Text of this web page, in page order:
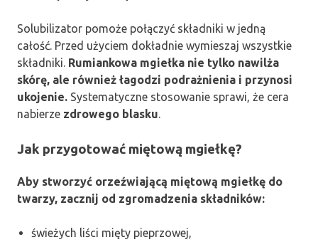
Solubilizator pomoże połączyć składniki w jedną
całość. Przed użyciem dokładnie wymieszaj wszystkie
składniki. Rumiankowa mgiełka nie tylko nawilża
skórę, ale również łagodzi podrażnienia i przynosi
ukojenie. Systematyczne stosowanie sprawi, że cera
nabierze zdrowego blasku.
Jak przygotować miętową mgiełkę?
Aby stworzyć orzeźwiającą miętową mgiełkę do
twarzy, zacznij od zgromadzenia składników:
świeżych liści mięty pieprzowej,